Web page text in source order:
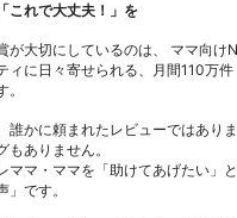
これで大丈夫！」を
が大切にしているのは、 ママ向け
ィに日々寄せられる、月間110万件
誰かに頼まれたレビューではありま
もありません。
ママ・ママを「助けてあげたい」
」です。